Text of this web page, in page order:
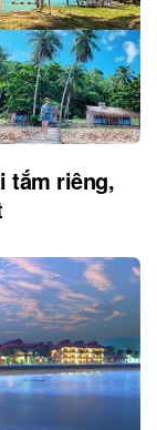
tắm riêng,